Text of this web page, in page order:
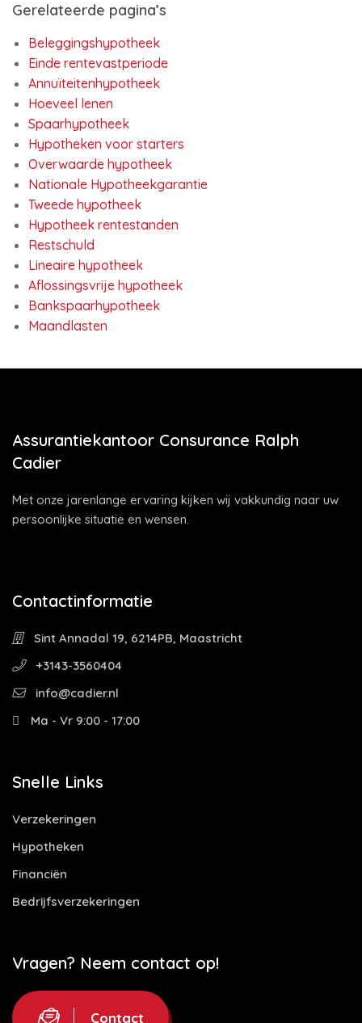
Gerelateerde pagina’s
Beleggingshypotheek
Einde rentevastperiode
Annuïteitenhypotheek
Hoeveel lenen
Spaarhypotheek
Hypotheken voor starters
Overwaarde hypotheek
Nationale Hypotheekgarantie
Tweede hypotheek
Hypotheek rentestanden
Restschuld
Lineaire hypotheek
Aflossingsvrije hypotheek
Bankspaarhypotheek
Maandlasten
Assurantiekantoor Consurance Ralph
Cadier
Met onze jarenlange ervaring kijken wij vakkundig naar uw
persoonlijke situatie en wensen.
Contactinformatie
Sint Annadal 19, 6214PB, Maastricht
+3143-3560404
info@cadier.nl
Ma - Vr 9:00 - 17:00
Snelle Links
Verzekeringen
Hypotheken
Financiën
Bedrijfsverzekeringen
Vragen? Neem contact op!
Contact